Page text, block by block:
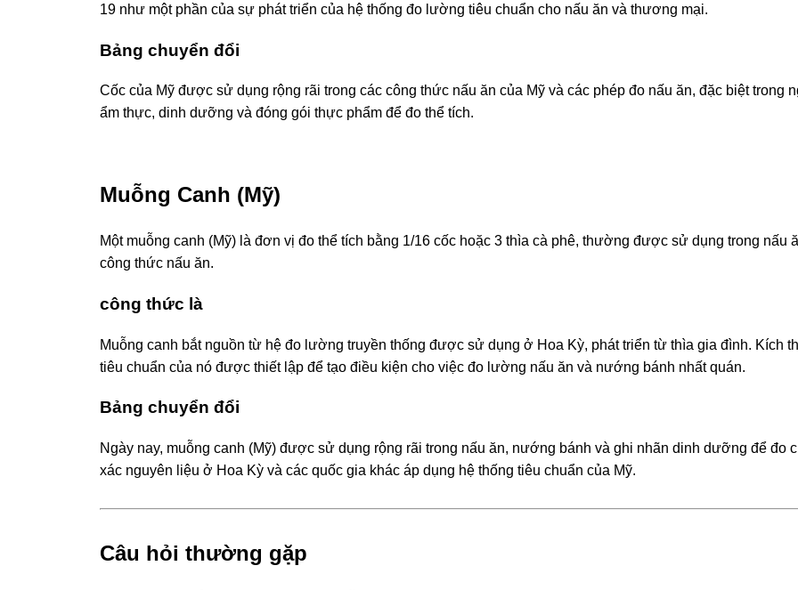
19 như một phần của sự phát triển của hệ thống đo lường tiêu chuẩn cho nấu ăn và thương mại.
Bảng chuyển đổi
Cốc của Mỹ được sử dụng rộng rãi trong các công thức nấu ăn của Mỹ và các phép đo nấu ăn, đặc biệt trong
ẩm thực, dinh dưỡng và đóng gói thực phẩm để đo thể tích.
Muỗng Canh (Mỹ)
Một muỗng canh (Mỹ) là đơn vị đo thể tích bằng 1/16 cốc hoặc 3 thìa cà phê, thường được sử dụng trong nấu
công thức nấu ăn.
công thức là
Muỗng canh bắt nguồn từ hệ đo lường truyền thống được sử dụng ở Hoa Kỳ, phát triển từ thìa gia đình. Kích
tiêu chuẩn của nó được thiết lập để tạo điều kiện cho việc đo lường nấu ăn và nướng bánh nhất quán.
Bảng chuyển đổi
Ngày nay, muỗng canh (Mỹ) được sử dụng rộng rãi trong nấu ăn, nướng bánh và ghi nhãn dinh dưỡng để đo
xác nguyên liệu ở Hoa Kỳ và các quốc gia khác áp dụng hệ thống tiêu chuẩn của Mỹ.
Câu hỏi thường gặp